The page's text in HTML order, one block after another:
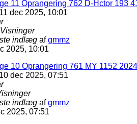
11 Oprangering 762 D-Hctor 193
11 dec 2025, 10:01
Visninger
indlæg afgmmz
2025, 10:01
10 Oprangering 761 MY 1152
10 dec 2025, 07:51
indlæg afgmmz
2025, 07:51